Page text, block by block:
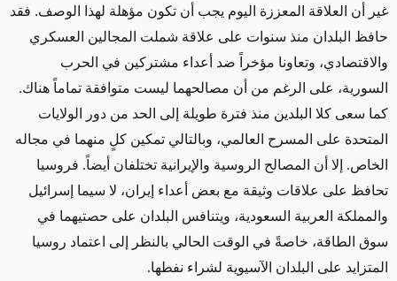
غير أن العلاقة المعززة اليوم يجب أن تكون مؤهلة لهذا الوصف. فقد
حافظ البلدان منذ سنوات على علاقة شملت المجالين العسكري
والاقتصادي، وتعاونا مؤخراً ضد أعداء مشتركين في الحرب
السورية، على الرغم من أن مصالحهما ليست متوافقة تماماً هناك.
كما سعى كلا البلدين منذ فترة طويلة إلى الحد من دور الولايات
المتحدة على المسرح العالمي، وبالتالي تمكين كلٍ منهما في مجاله
الخاص. إلا أن المصالح الروسية والإيرانية تختلفان أيضاً. فروسيا
تحافظ على علاقات وثيقة مع بعض أعداء إيران، لا سيما إسرائيل
والمملكة العربية السعودية، ويتنافس البلدان على حصتيهما في
سوق الطاقة، خاصةً في الوقت الحالي بالنظر إلى اعتماد روسيا
المتزايد على البلدان الآسيوية لشراء نفطها.